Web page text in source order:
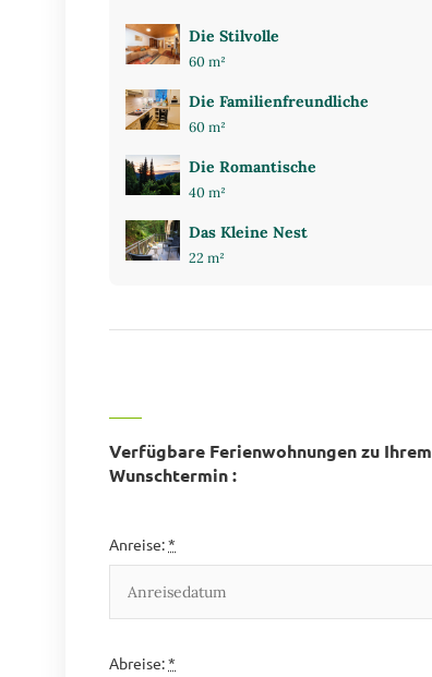
Die Stilvolle
60 m²
Die Familienfreundliche
60 m²
Die Romantische
40 m²
Das Kleine Nest
22 m²
Verfügbare Ferienwohnungen zu Ihrem
Wunschtermin :
Anreise:*
Abreise:*